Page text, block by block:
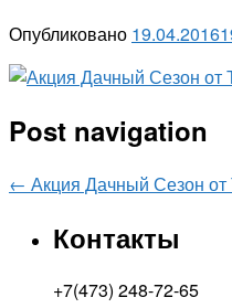
Опубликовано 19.04.2016
Post navigation
← Акция Дачный Сезон от
Контакты
+7(473) 248-72-65